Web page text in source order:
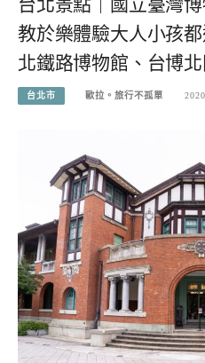
教於樂體驗大人小孩
北鐵路博物館、台博
台北市 歐拉。旅行不孤單